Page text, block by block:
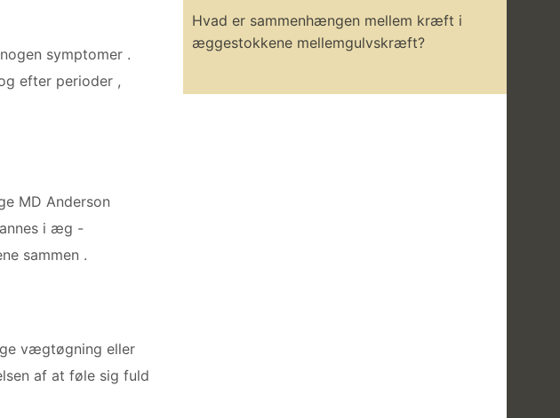
symptomer .
efter perioder ,
MD Anderson
i æg -
sammen .
vægtøgning eller
af at føle sig fuld
Hvad er sammenhængen mellem kræft i
æggestokkene mellemgulvskræft?